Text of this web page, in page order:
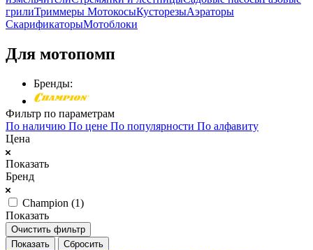
грилиТриммеры МотокосыКусторезыАэраторы
СкарификаторыМотоблоки
Для мотопомп
Бренды:
Фильтр по параметрам
По наличию По цене По популярности По алфавиту
Цена
Показать
Бренд
Champion (1)
Показать
Очистить фильтр
Сбросить